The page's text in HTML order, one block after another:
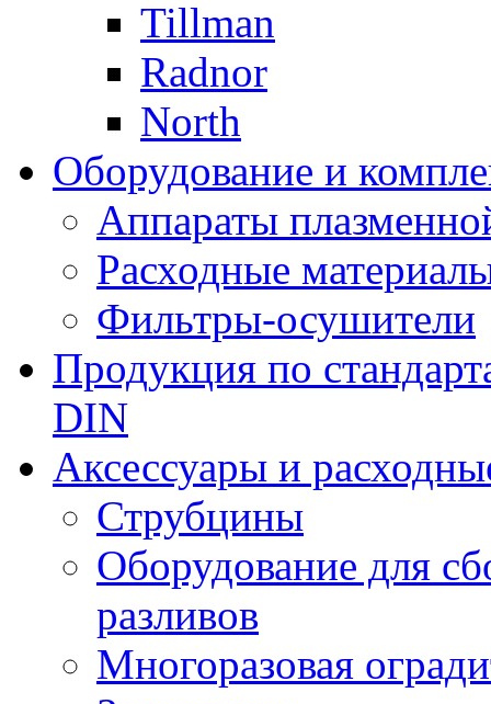
Tillman
Radnor
North
Оборудование и
Аппараты
Расходные
Фильтры-осушители
Продукция по
DIN
Аксессуары и
Струбцины
Оборудование для
разливов
Многоразовая